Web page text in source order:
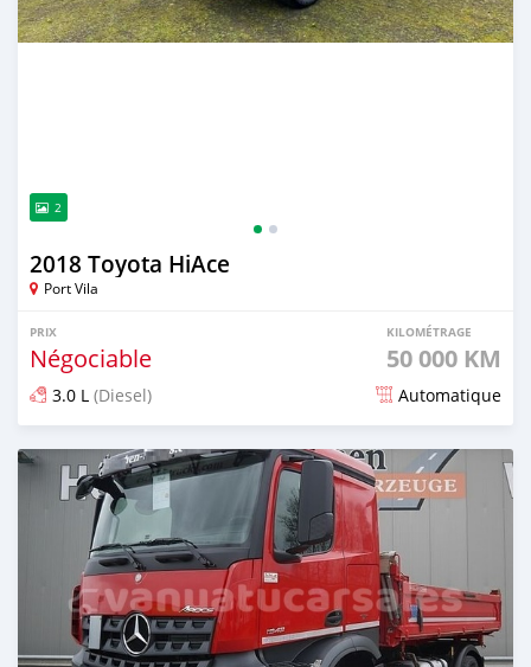
2
2018 Toyota HiAce
Port Vila
PRIX
Négociable
KILOMÉTRAGE
50 000 KM
3.0 L (Diesel) Automatique
Publié il y a plus de 2 ans